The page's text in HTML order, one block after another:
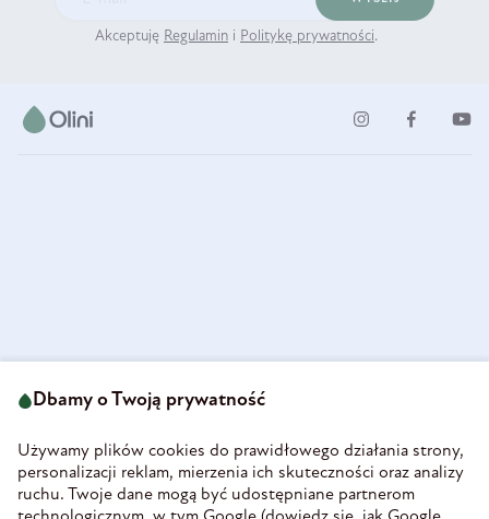
Akceptuję Regulamin i Politykę prywatności.
58-160 Świebodzice
REGON 890213034
INFORMACJE
Dbamy o Twoją prywatność
Używamy plików cookies do prawidłowego działania strony,
personalizacji reklam, mierzenia ich skuteczności oraz analizy
ruchu. Twoje dane mogą być udostępniane partnerom